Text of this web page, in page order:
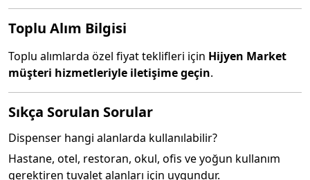
Toplu Alım Bilgisi
Toplu alımlarda özel fiyat teklifleri için Hijyen Market
müşteri hizmetleriyle iletişime geçin.
Sıkça Sorulan Sorular
Dispenser hangi alanlarda kullanılabilir?
Hastane, otel, restoran, okul, ofis ve yoğun kullanım
gerektiren tuvalet alanları için uygundur.